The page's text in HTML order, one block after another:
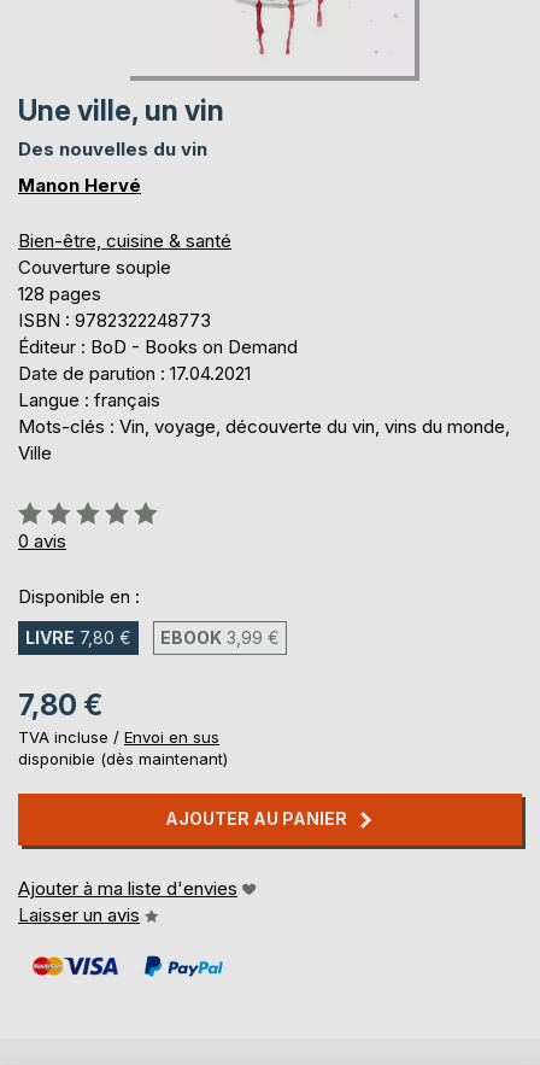
Une ville, un vin
Des nouvelles du vin
Manon Hervé
Bien-être, cuisine & santé
Couverture souple
128 pages
ISBN : 9782322248773
Éditeur : BoD - Books on Demand
Date de parution : 17.04.2021
Langue : français
Mots-clés : Vin, voyage, découverte du vin, vins du monde,
Ville
Évaluation:
0%
0 avis
Disponible en :
LIVRE 7,80 € EBOOK 3,99 €
7,80 €
TVA incluse / Envoi en sus
disponible (dès maintenant)
AJOUTER AU PANIER
Ajouter à ma liste d'envies
Laisser un avis